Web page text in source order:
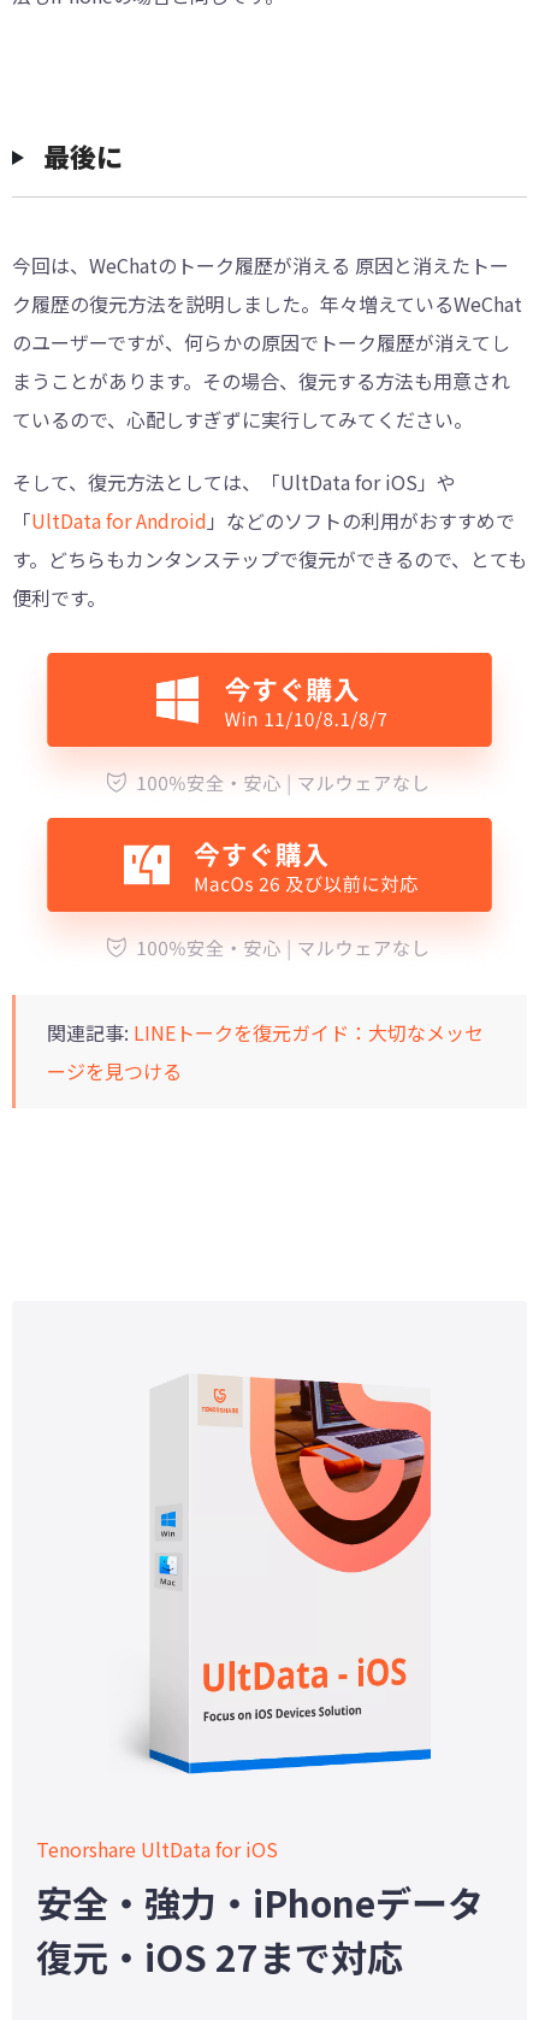
︎最後に
今回は、WeChatのトーク履歴が消える 原因と消えたトー
ク履歴の復元方法を説明しました。年々増えているWeChat
のユーザーですが、何らかの原因でトーク履歴が消えてし
まうことがあります。その場合、復元する方法も用意され
ているので、心配しすぎずに実行してみてください。
そして、復元方法としては、「UltData for iOS」や
「UltData for Android 」などのソフトの利用がおすすめで
す。どちらもカンタンステップで復元ができるので、とても
便利です。
関連記事: LINEトークを復元ガイド：大切なメッセ
ージを見つける
Tenorshare UltData for iOS
安全・強力・iPhoneデータ
復元・iOS 27まで対応